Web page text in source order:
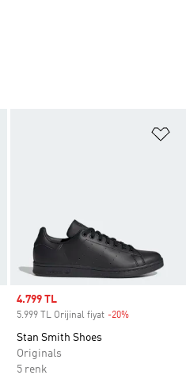
Sale price
4.799 TL
5.999 TL Orijinal fiyat -20%
Stan Smith Shoes
Originals
5 renk